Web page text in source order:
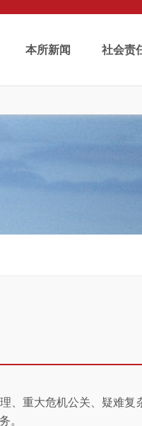
本所新闻 社会责
、重大危机公关、疑难复
。